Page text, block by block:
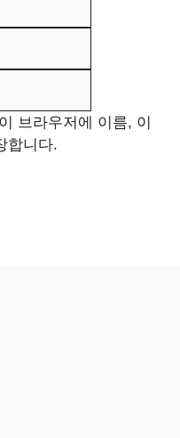
브라우저에 이름, 이
합니다.